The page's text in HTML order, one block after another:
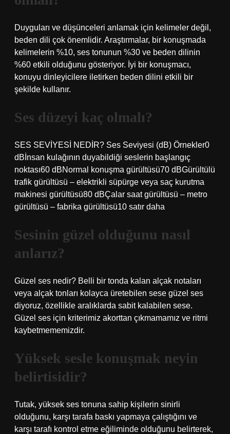
Duyguları ve düşünceleri anlamak için kelimeler değil,
beden dili çok önemlidir. Araştırmalar, bir konuşmada
kelimelerin %10, ses tonunun %30 ve beden dilinin
%60 etkili olduğunu gösteriyor. İyi bir konuşmacı,
konuyu dinleyicilere iletirken beden dilini etkili bir
şekilde kullanır.
Ses düzeyi kaç olmalı?
SES SEVİYESİ NEDİR? Ses Seviyesi (dB) Örnekler0
dBİnsan kulağının duyabildiği seslerin başlangıç ​​
noktası60 dBNormal konuşma gürültüsü70 dBGürültülü
trafik gürültüsü – elektrikli süpürge veya saç kurutma
makinesi gürültüsü80 dBÇalar saat gürültüsü – metro
gürültüsü – fabrika gürültüsü10 satır daha
Sesinin güzel olduğunu nasıl
anlarız?
Güzel ses nedir? Belli bir tonda kalan alçak notaları
veya alçak tonları kolayca üretebilen sese güzel ses
diyoruz, özellikle aralıklarda sabit kalabilen sese.
Güzel ses için kriterimiz akorttan çıkmamamız ve ritmi
kaybetmememizdir.
Yüksek sesle konuşmak neyin
belirtisidir?
Tutak, yüksek ses tonuna sahip kişilerin sinirli
olduğunu, karşı tarafa baskı yapmaya çalıştığını ve
karşı tarafı kontrol etme eğiliminde olduğunu belirterek,